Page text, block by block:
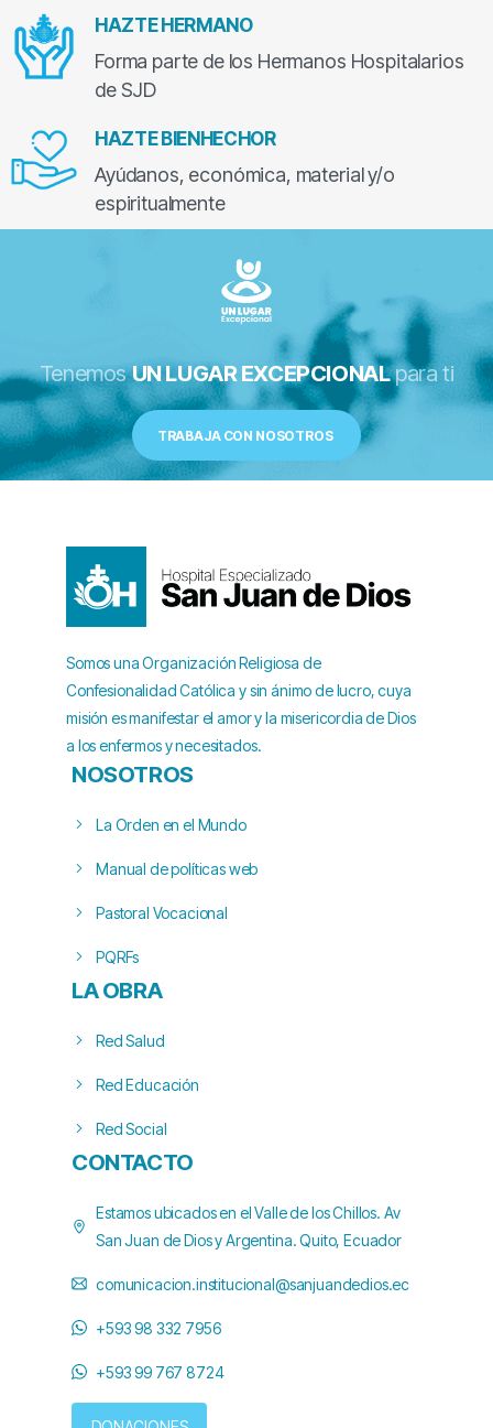
HAZTE HERMANO
Forma parte de los Hermanos Hospitalarios
de SJD
HAZTE BIENHECHOR
Ayúdanos, económica, material y/o
espiritualmente
TenemosUN LUGAR EXCEPCIONALpara ti
TRABAJA CON NOSOTROS
Somos una Organización Religiosa de
Confesionalidad Católica y sin ánimo de lucro, cuya
misión es manifestar el amor y la misericordia de Dios
a los enfermos y necesitados.
NOSOTROS
La Orden en el Mundo
Manual de políticas web
Pastoral Vocacional
PQRFs
LA OBRA
Red Salud
Red Educación
Red Social
CONTACTO
Estamos ubicados en el Valle de los Chillos. Av
San Juan de Dios y Argentina. Quito, Ecuador
comunicacion.institucional@sanjuandedios.ec
+593 98 332 7956
+593 99 767 8724